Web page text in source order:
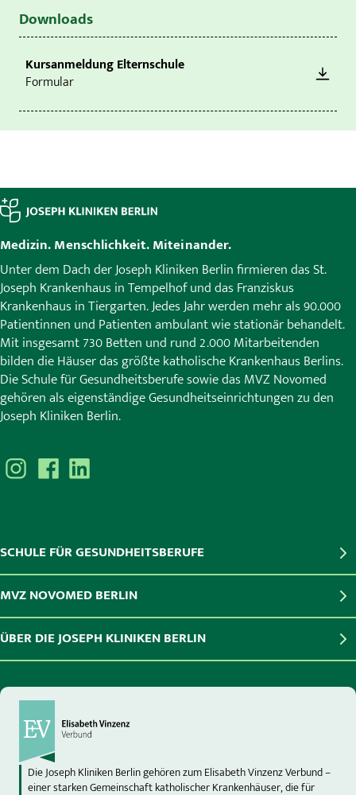
Downloads
Kursanmeldung Elternschule
Formular
Medizin. Menschlichkeit. Miteinander.
Unter dem Dach der Joseph Kliniken Berlin firmieren das St.
Joseph Krankenhaus in Tempelhof und das Franziskus
Krankenhaus in Tiergarten. Jedes Jahr werden mehr als 90.000
Patientinnen und Patienten ambulant wie stationär behandelt.
Mit insgesamt 730 Betten und rund 2.000 Mitarbeitenden
bilden die Häuser das größte katholische Krankenhaus Berlins.
Die Schule für Gesundheitsberufe sowie das MVZ Novomed
gehören als eigenständige Gesundheitseinrichtungen zu den
Joseph Kliniken Berlin.
SCHULE FÜR GESUNDHEITSBERUFE
MVZ NOVOMED BERLIN
ÜBER DIE JOSEPH KLINIKEN BERLIN
Die Joseph Kliniken Berlin gehören zum Elisabeth Vinzenz Verbund –
einer starken Gemeinschaft katholischer Krankenhäuser, die für